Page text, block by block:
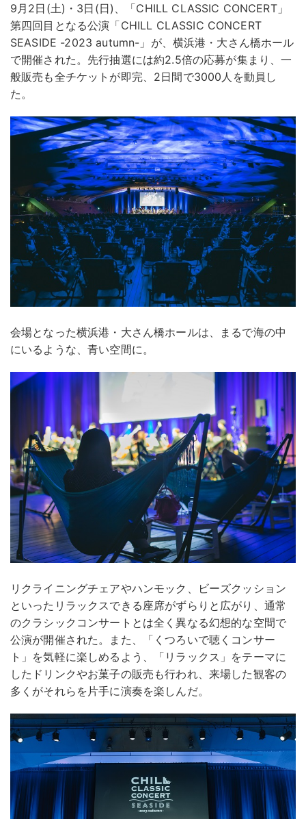
9月2日(土)・3日(日)、「CHILL CLASSIC CONCERT」
第四回目となる公演「CHILL CLASSIC CONCERT
SEASIDE -2023 autumn-」が、横浜港・大さん橋ホール
で開催された。先行抽選には約2.5倍の応募が集まり、一
般販売も全チケットが即完、2日間で3000人を動員し
た。
会場となった横浜港・大さん橋ホールは、まるで海の中
にいるような、青い空間に。
リクライニングチェアやハンモック、ビーズクッション
といったリラックスできる座席がずらりと広がり、通常
のクラシックコンサートとは全く異なる幻想的な空間で
公演が開催された。また、「くつろいで聴くコンサー
ト」を気軽に楽しめるよう、「リラックス」をテーマに
したドリンクやお菓子の販売も行われ、来場した観客の
多くがそれらを片手に演奏を楽しんだ。